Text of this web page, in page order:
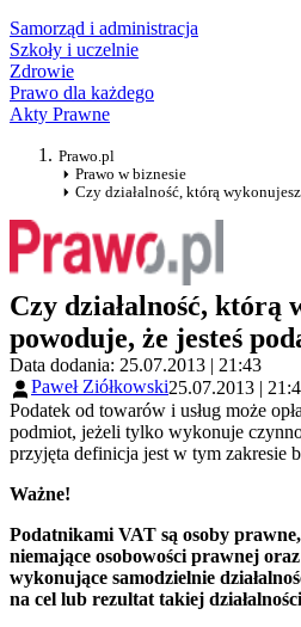
Samorząd i administracja
Szkoły i uczelnie
Zdrowie
Prawo dla każdego
Akty Prawne
Prawo.pl
Prawo w biznesie
Czy działalność, którą
Czy działalność, którą
powoduje, że jesteś
Data dodania: 25.07.2013 | 21:43
Paweł Ziółkowski25.07.2013 |
Podatek od towarów i usług może
podmiot, jeżeli tylko wykonuje
przyjęta definicja jest w tym zakresie
Ważne!
Podatnikami VAT są osoby
niemające osobowości prawnej
wykonujące samodzielnie
na cel lub rezultat takiej